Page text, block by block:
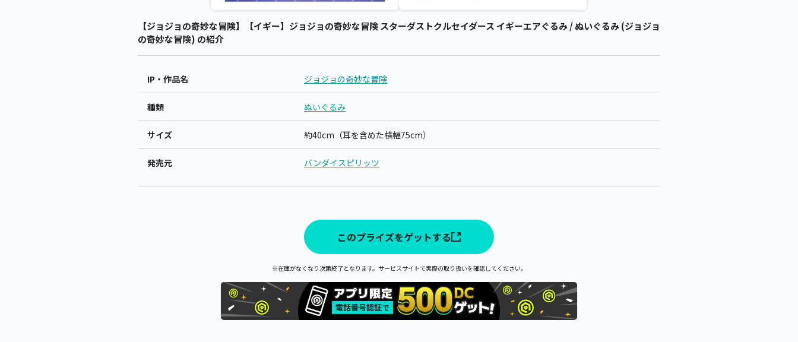
【ジョジョの奇妙な冒険】【イギー】ジョジョの奇妙な冒険 スターダストクルセイダース イギーエアぐるみ / ぬいぐるみ (ジョジョ
の奇妙な冒険) の紹介
IP・作品名 ジョジョの奇妙な冒険
種類 ぬいぐるみ
サイズ 約40cm（耳を含めた横幅75cm）
発売元 バンダイスピリッツ
このプライズをゲットする
※在庫がなくなり次第終了となります。サービスサイトで実際の取り扱いを確認してください。